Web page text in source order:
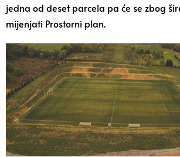
jedna od deset parcela pa će se zbog
mijenjati Prostorni plan.